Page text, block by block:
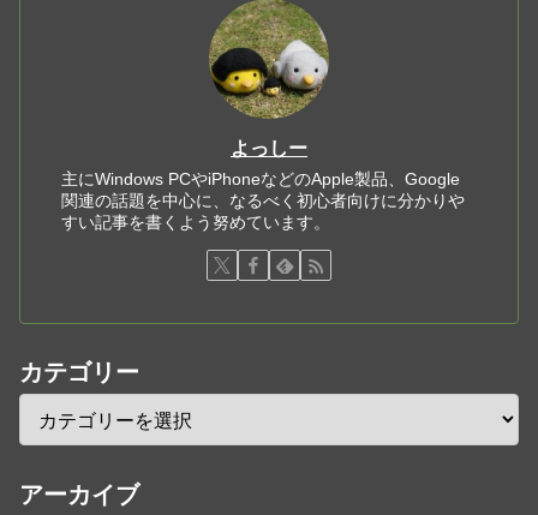
よっしー
主にWindows PCやiPhoneなどのApple製品、Google
関連の話題を中心に、なるべく初心者向けに分かりや
すい記事を書くよう努めています。
カテゴリー
アーカイブ